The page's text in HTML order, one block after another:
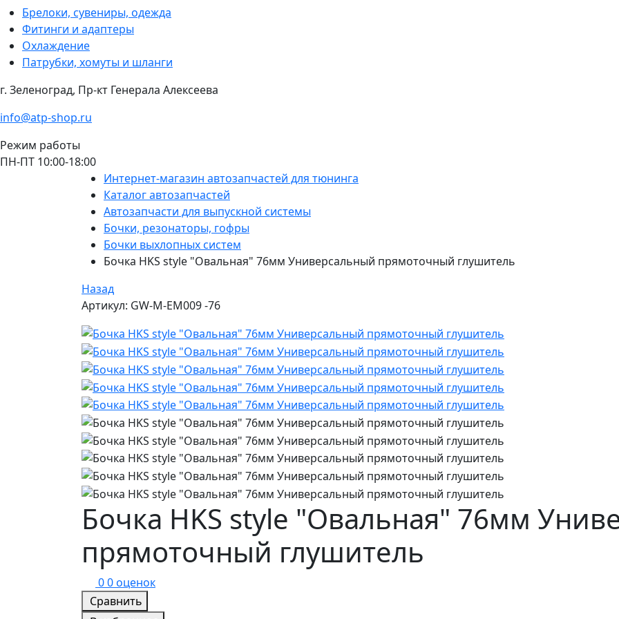
Брелоки, сувениры, одежда
Фитинги и адаптеры
Охлаждение
Патрубки, хомуты и шланги
г. Зеленоград, Пр-кт Генерала Алексеева
info@atp-shop.ru
Режим работы
ПН-ПТ 10:00-18:00
Интернет-магазин автозапчастей для тюнинга
Каталог автозапчастей
Автозапчасти для выпускной системы
Бочки, резонаторы, гофры
Бочки выхлопных систем
Бочка HKS style "Овальная" 76мм Универсальный прямоточный глушитель
Назад
Артикул: GW-M-EM009 -76
Бочка HKS style "Овальная" 76мм
прямоточный глушитель
00 оценок
Сравнить